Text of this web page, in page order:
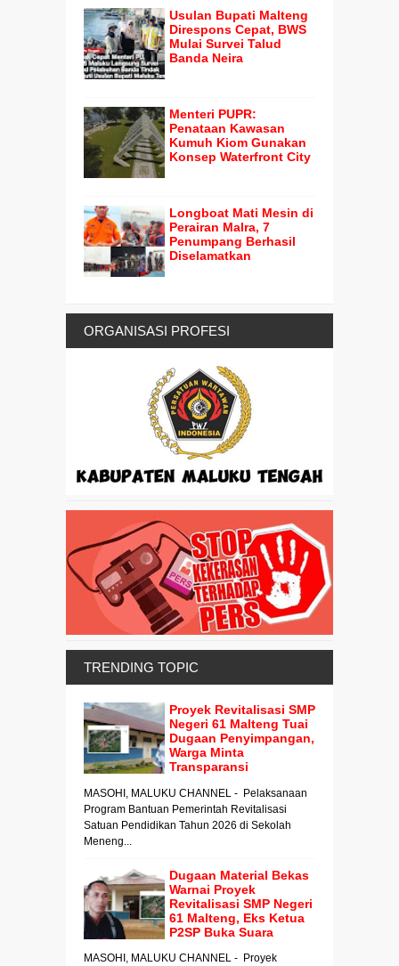
Usulan Bupati Malteng
Direspons Cepat, BWS
Mulai Survei Talud
Banda Neira
Menteri PUPR:
Penataan Kawasan
Kumuh Kiom Gunakan
Konsep Waterfront City
Longboat Mati Mesin di
Perairan Malra, 7
Penumpang Berhasil
Diselamatkan
ORGANISASI PROFESI
TRENDING TOPIC
Proyek Revitalisasi SMP
Negeri 61 Malteng Tuai
Dugaan Penyimpangan,
Warga Minta
Transparansi
MASOHI, MALUKU CHANNEL - Pelaksanaan
Program Bantuan Pemerintah Revitalisasi
Satuan Pendidikan Tahun 2026 di Sekolah
Meneng...
Dugaan Material Bekas
Warnai Proyek
Revitalisasi SMP Negeri
61 Malteng, Eks Ketua
P2SP Buka Suara
MASOHI, MALUKU CHANNEL - Proyek